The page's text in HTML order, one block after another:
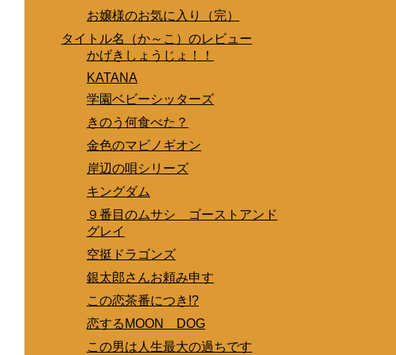
お嬢様のお気に入り（完）
タイトル名（か～こ）のレビュー
かげきしょうじょ！！
KATANA
学園ベビーシッターズ
きのう何食べた？
金色のマビノギオン
岸辺の唄シリーズ
キングダム
９番目のムサシ ゴーストアンド
グレイ
空挺ドラゴンズ
銀太郎さんお頼み申す
この恋茶番につき!?
恋するMOON DOG
この男は人生最大の過ちです